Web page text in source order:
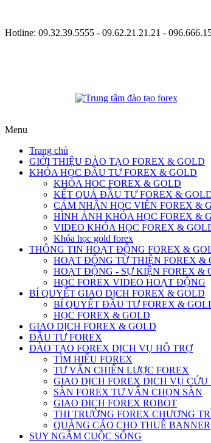
Hotline: 09.32.39.5555 - 09.62.21.21.21 -
Menu
Trang chủ
GIỚI THIỆU ĐÀO TẠO FOREX & GOLD
KHÓA HỌC ĐẦU TƯ FOREX & GOLD
KHÓA HOC FOREX & GOLD
KẾT QUẢ ĐẦU TƯ FOREX &
CẢM NHẬN HỌC VIÊN FOREX &
HÌNH ẢNH KHÓA HỌC FOREX &
VIDEO KHÓA HỌC FOREX &
Khóa học gold forex
THÔNG TIN HOẠT ĐỘNG FOREX &
HOẠT ĐỘNG TỪ THIỆN FOREX &
HOẠT ĐỘNG - SỰ KIỆN FOREX &
HỌC FOREX VIDEO HOẠT ĐỘNG
BÍ QUYẾT GIAO DỊCH FOREX & GOLD
BÍ QUYẾT ĐẦU TƯ FOREX &
HỌC FOREX & GOLD
GIAO DỊCH FOREX & GOLD
ĐẦU TƯ FOREX
ĐÀO TẠO FOREX DỊCH VỤ HỖ TRỢ
TÌM HIỂU FOREX
TƯ VẤN CHIẾN LƯỢC FOREX
GIAO DỊCH FOREX DỊCH VỤ CỨU
SÀN FOREX TƯ VẤN CHỌN SÀN
GIAO DICH FOREX ROBOT
THI TRƯỜNG FOREX CHƯƠNG
QUẢNG CÁO CHO THUÊ BANNER
SUY NGẪM CUỘC SỐNG